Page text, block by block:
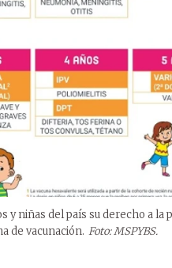
y niñas del país su derecho a
de vacunación. Foto: MSPYBS.